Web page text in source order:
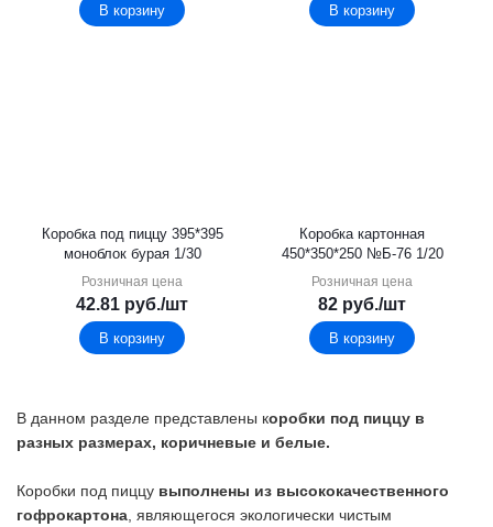
В корзину В корзину
Коробка под пиццу 395*395
моноблок бурая 1/30
Розничная цена
42.81 руб./шт
В корзину
Коробка картонная
450*350*250 №Б-76 1/20
Розничная цена
82 руб./шт
В корзину
В данном разделе представлены коробки под пиццу в
разных размерах, коричневые и белые.
Коробки под пиццу выполнены из высококачественного
гофрокартона , являющегося экологически чистым